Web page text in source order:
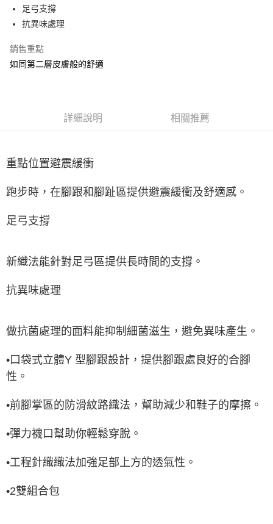
每筆NT$100，滿NT$3,500(含以上)免運費
足弓支撐
抗異味處理
銷售重點
如同第二層皮膚般的舒適
詳細說明 相關推薦
重點位置避震緩衝
跑步時，在腳跟和腳趾區提供避震緩衝及舒適感。
足弓支撐
新織法能針對足弓區提供長時間的支撐。
抗異味處理
做抗菌處理的面料能抑制細菌滋生，避免異味產生。
•口袋式立體Y 型腳跟設計，提供腳跟處良好的合腳
性。
•前腳掌區的防滑紋路織法，幫助減少和鞋子的摩擦。
•彈力襪口幫助你輕鬆穿脫。
•工程針織織法加強足部上方的透氣性。
•2雙組合包